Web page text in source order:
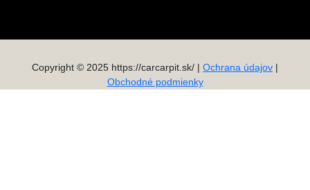
Copyright © 2025 https://carcarpit.sk/ | Ochrana údajov |
Obchodné podmienky